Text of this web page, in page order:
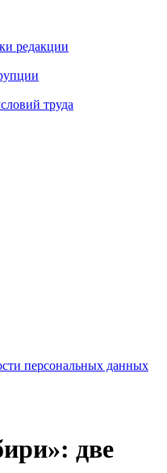
редакции
труда
персональных данных
две